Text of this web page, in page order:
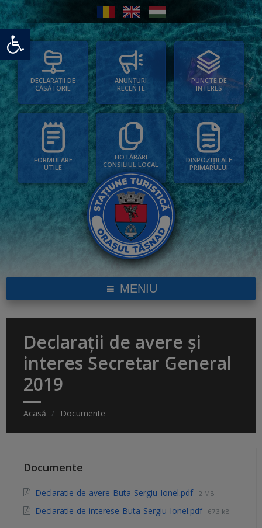
Deschide bara de unelte
DECLARAȚII DE
CĂSĂTORIE
ANUNȚURI
RECENTE
PUNCTE DE
INTERES
FORMULARE
UTILE
HOTĂRÂRI
CONSILIUL LOCAL
DISPOZIȚII ALE
PRIMARULUI
MENIU
Declarații de avere și
interes Secretar General
2019
Acasă Documente
Documente
Declaratie-de-avere-Buta-Sergiu-Ionel.pdf 2 MB
Declaratie-de-interese-Buta-Sergiu-Ionel.pdf 673 kB